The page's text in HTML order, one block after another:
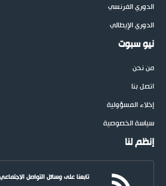
الدوري الفرنسي
الدوري الإيطالي
نيو سبوت
من نحن
اتصل بنا
إخلاء المسؤولية
سياسة الخصوصية
إنظم لنا
تابعنا على وسائل التواصل الاجتماعي